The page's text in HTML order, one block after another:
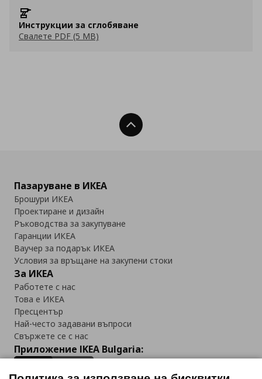
Инструкции за сглобяване
Свалете PDF (5 MB)
Нагоре
Пазаруване в ИКЕА
Брошури ИКЕА
Проектиране и дизайн
Ръководства за закупуване
Гаранции ИКЕА
Ваучер за подарък ИКЕА
Условия за връщане на закупени стоки
За ИКЕА
Работете с нас
Това е ИКЕА
Пресцентър
Най-често задавани въпроси
Свържете се с нас
Приложение IKEA Bulgaria: